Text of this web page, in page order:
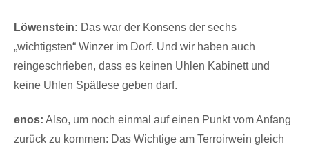
Löwenstein: Das war der Konsens der sechs
„wichtigsten“ Winzer im Dorf. Und wir haben auch
reingeschrieben, dass es keinen Uhlen Kabinett und
keine Uhlen Spätlese geben darf.
enos: Also, um noch einmal auf einen Punkt vom Anfang
zurück zu kommen: Das Wichtige am Terroirwein gleich